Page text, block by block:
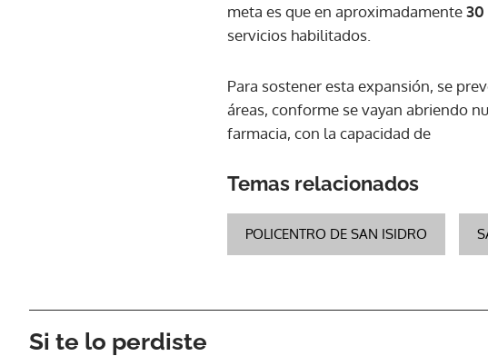
meta es que en aproximadamente30
servicios habilitados.
Para sostener esta expansión, se
áreas, conforme se vayan abriendo
farmacia, con la capacidad de
Temas relacionados
POLICENTRO DE SAN ISIDRO
Si te lo perdiste